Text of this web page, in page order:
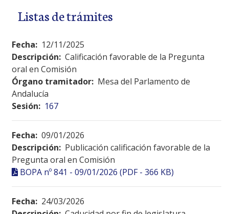
Listas de trámites
Fecha: 12/11/2025
Descripción: Calificación favorable de la Pregunta
oral en Comisión
Órgano tramitador: Mesa del Parlamento de
Andalucía
Sesión: 167
Fecha: 09/01/2026
Descripción: Publicación calificación favorable de la
Pregunta oral en Comisión
BOPA nº 841 - 09/01/2026 (PDF - 366 KB)
Fecha: 24/03/2026